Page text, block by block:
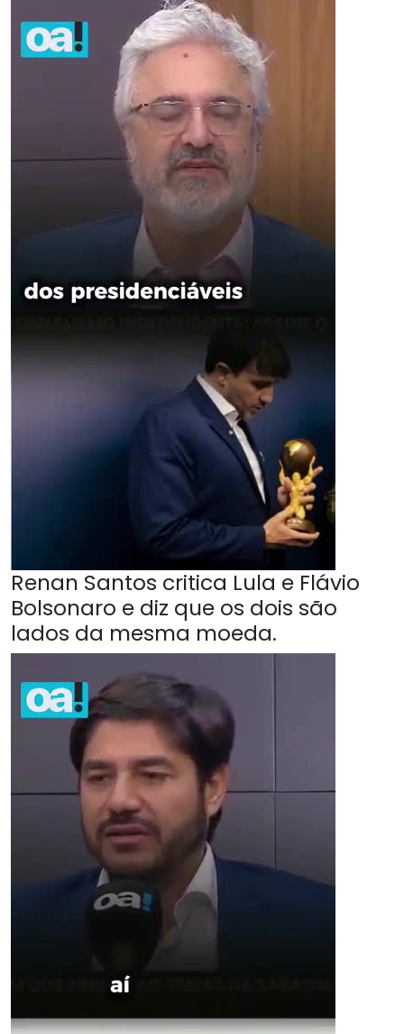
Renan Santos critica Lula e Flávio
Bolsonaro e diz que os dois são
lados da mesma moeda.